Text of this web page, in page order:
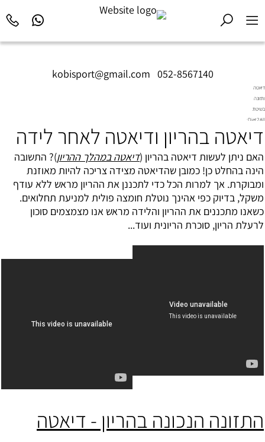
kobisport@gmail.com 052-8567140
דיאטה
ותזונה
בשיטת
Diet2All:
שמאחורי
המושלם.
דיאטה בהריון ודיאטה לאחר לידה
האם ניתן לעשות דיאטה בהריון (דיאטה במהלך ההריון)? התשובה
הינה בהחלט כן! כמובן שהדיאטה מצידה צריכה להיות מאוזנת
ומבוקרת. אך למרות הכל כדי לתכננן את ההריון מראש ללא עודף
משקל, בדיוק כפי אהינך נוטלת חומצה פולית למניעת תחלואים.
כשאנו מתכננים את ההריון והלידה מראש אנו מצמצמים סוכון
לרעלת הריון, סוכרת הריונית ועוד...
התזונה הנכונה בהריון - דיאטה